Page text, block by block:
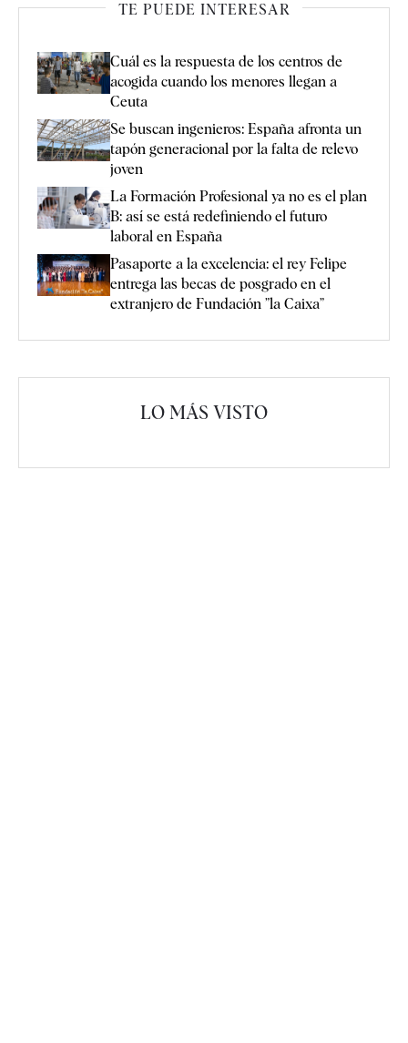
TE PUEDE INTERESAR
Cuál es la respuesta de los centros de
acogida cuando los menores llegan a
Ceuta
Se buscan ingenieros: España afronta un
tapón generacional por la falta de relevo
joven
La Formación Profesional ya no es el plan
B: así se está redefiniendo el futuro
laboral en España
Pasaporte a la excelencia: el rey Felipe
entrega las becas de posgrado en el
extranjero de Fundación ”la Caixa”
LO MÁS VISTO